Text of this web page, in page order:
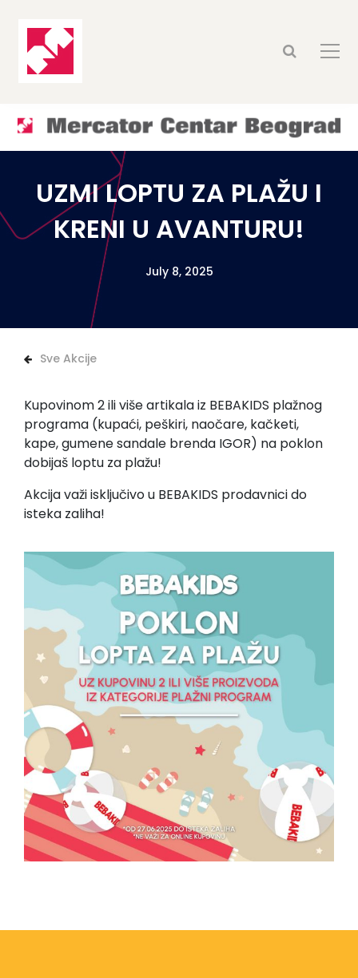
UZMI LOPTU ZA PLAŽU I
KRENI U AVANTURU!
July 8, 2025
Sve Akcije
Kupovinom 2 ili više artikala iz BEBAKIDS plažnog
programa (kupaći, peškiri, naočare, kačketi,
kape, gumene sandale brenda IGOR) na poklon
dobijaš loptu za plažu!
Akcija važi isključivo u BEBAKIDS prodavnici do
isteka zaliha!